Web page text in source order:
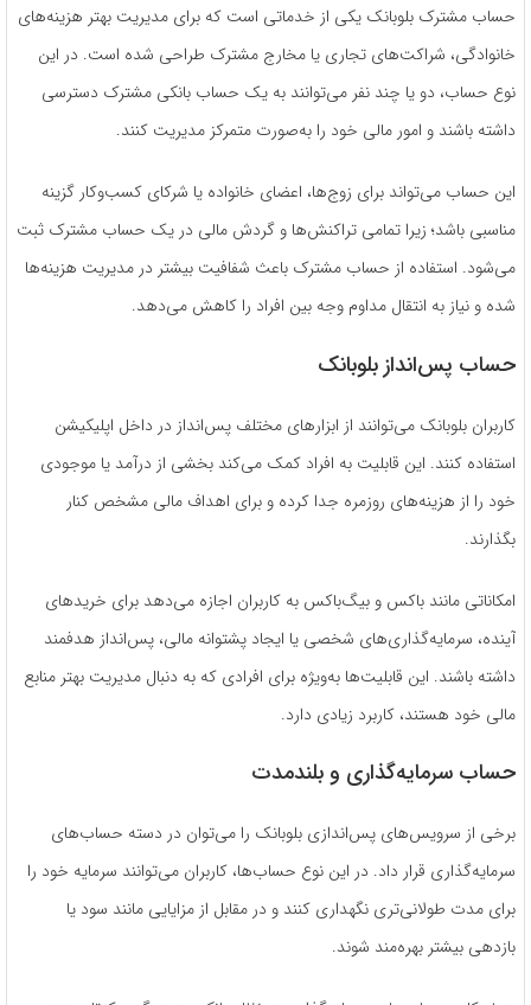
حساب مشترک بلوبانک یکی از خدماتی است که برای مدیریت بهتر هزینه‌های
خانوادگی، شراکت‌های تجاری یا مخارج مشترک طراحی شده است. در این
نوع حساب، دو یا چند نفر می‌توانند به یک حساب بانکی مشترک دسترسی
داشته باشند و امور مالی خود را به‌صورت متمرکز مدیریت کنند.
این حساب می‌تواند برای زوج‌ها، اعضای خانواده یا شرکای کسب‌وکار گزینه
مناسبی باشد؛ زیرا تمامی تراکنش‌ها و گردش مالی در یک حساب مشترک ثبت
می‌شود. استفاده از حساب مشترک باعث شفافیت بیشتر در مدیریت هزینه‌ها
شده و نیاز به انتقال مداوم وجه بین افراد را کاهش می‌دهد.
حساب پس‌انداز بلوبانک
کاربران بلوبانک می‌توانند از ابزارهای مختلف پس‌انداز در داخل اپلیکیشن
استفاده کنند. این قابلیت به افراد کمک می‌کند بخشی از درآمد یا موجودی
خود را از هزینه‌های روزمره جدا کرده و برای اهداف مالی مشخص کنار
بگذارند.
امکاناتی مانند باکس و بیگ‌باکس به کاربران اجازه می‌دهد برای خریدهای
آینده، سرمایه‌گذاری‌های شخصی یا ایجاد پشتوانه مالی، پس‌انداز هدفمند
داشته باشند. این قابلیت‌ها به‌ویژه برای افرادی که به دنبال مدیریت بهتر منابع
مالی خود هستند، کاربرد زیادی دارد.
حساب سرمایه‌گذاری و بلندمدت
برخی از سرویس‌های پس‌اندازی بلوبانک را می‌توان در دسته حساب‌های
سرمایه‌گذاری قرار داد. در این نوع حساب‌ها، کاربران می‌توانند سرمایه خود را
برای مدت طولانی‌تری نگهداری کنند و در مقابل از مزایایی مانند سود یا
بازدهی بیشتر بهره‌مند شوند.